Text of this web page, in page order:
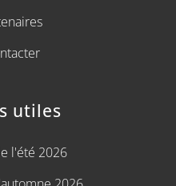
utiles
l'été 2026